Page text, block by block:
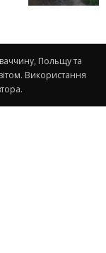
Польщу та
Використання